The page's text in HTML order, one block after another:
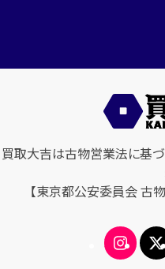
買取大吉は古物営業法に基
【東京都公安委員会 古